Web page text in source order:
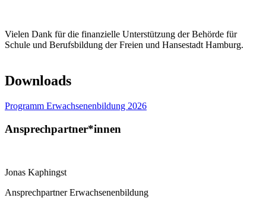
Vielen Dank für die finanzielle Unterstützung der Behörde für
Schule und Berufsbildung der Freien und Hansestadt Hamburg.
Downloads
Programm Erwachsenenbildung 2026
Ansprechpartner*innen
Jonas Kaphingst
Ansprechpartner Erwachsenenbildung